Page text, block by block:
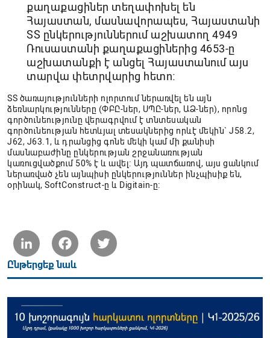
քաղաքացիներ տեղափոխել են
Հայաստան, մասնավորապես, Հայաստանի
ՏՏ ընկերություններում աշխատող 4949
Ռուսաստանի քաղաքացիներից 4653-ը
աշխատանքի է անցել Հայաստանում այս
տարվա փետրվարից հետո։
ՏՏ ծառայությունների ոլորտում ներառվել են այն
ձեռնարկությունները (ՓԲԸ-ներ, ՍՊԸ-ներ, ԱՁ-ներ), որոնց
գործունեությունը վերագրվում է տնտեսական
գործունեության հետևյալ տեսակներից որևէ մեկին` J58.2,
J62, J63.1, և դրանցից գոնե մեկի կամ մի քանիսի
մասնաբաժինը ընկերության շրջանառության
կառուցվածքում 50% է և ավել։ Այդ պատճառով, այս ցանկում
ներառված չեն այնպիսի ընկերություններ ինչպիսիք են,
օրինակ, SoftConstruct-ը և Digitain-ը։
LinkedIn Facebook
Ընթերցեք նաև